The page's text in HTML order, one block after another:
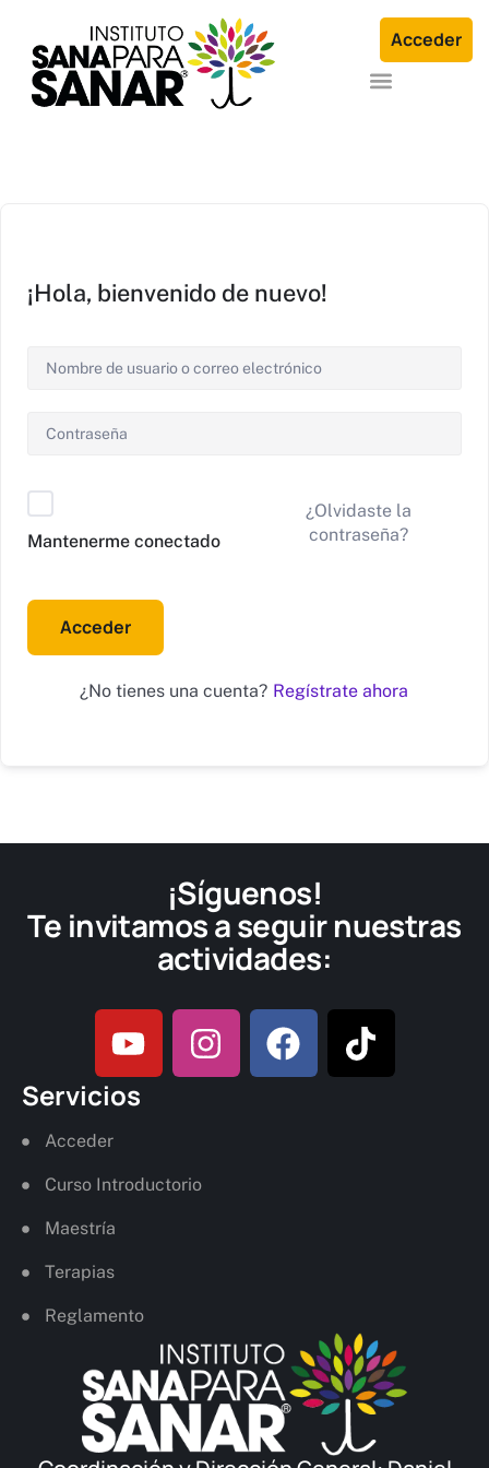
Acceder
¡Hola, bienvenido de nuevo!
Mantenerme conectado
¿Olvidaste la
contraseña?
Acceder
¿No tienes una cuenta? Regístrate ahora
¡Síguenos!
Te invitamos a seguir nuestras
actividades:
Servicios
Acceder
Curso Introductorio
Maestría
Terapias
Reglamento